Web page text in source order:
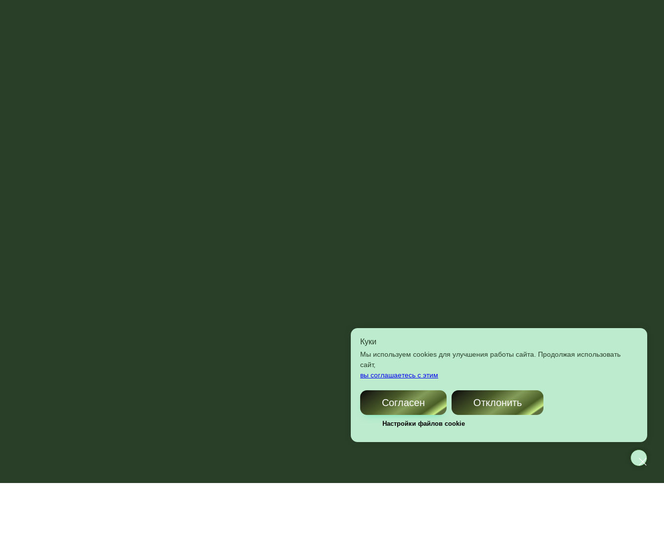
Куки
Мы используем cookies для улучшения работы сайта. Продолжая использовать
сайт,
вы соглашаетесь с этим
Согласен Отклонить
Настройки файлов cookie